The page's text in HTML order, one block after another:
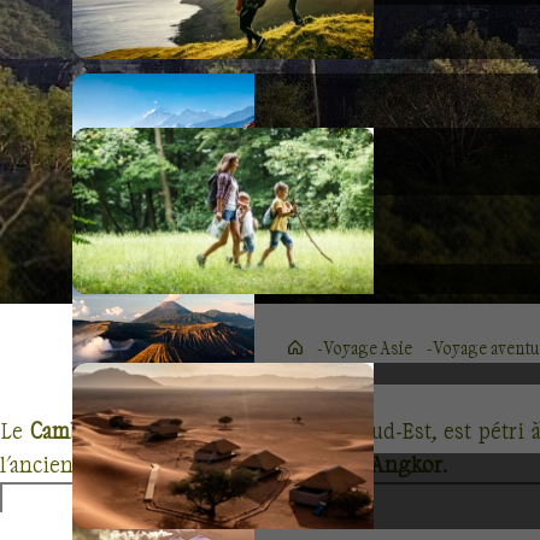
Voyage Asie Voyage
Le Cambodge, petit pays de l'Asie du Sud-Est, est
l'ancienne capitale del'Empire khmer : Angkor.
Ce site édifié du IXe au XIIIe siècle à l’apogée de la